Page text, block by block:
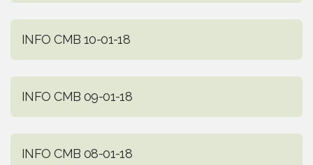
INFO CMB 10-01-18
INFO CMB 09-01-18
INFO CMB 08-01-18